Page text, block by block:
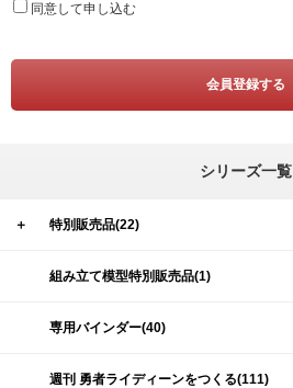
同意して申し込む
シリーズ一覧
＋ 特別販売品(22)
組み立て模型特別販売品(1)
専用バインダー(40)
週刊 勇者ライディーンをつくる(111)